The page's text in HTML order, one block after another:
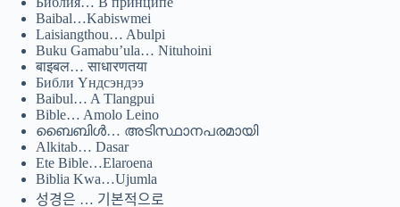
Baibal…Kabiswmei
Laisiangthou… Abulpi
Buku Gamabu’ula… Nituhoini
बाइबल… साधारणतया
Библи Үндсэндээ
Baibul… A Tlangpui
Bible… Amolo Leino
ബൈബിൾ… അടിസ്ഥാനപരമായി
Alkitab… Dasar
Ete Bible…Elaroena
Biblia Kwa…Ujumla
성경은 … 기본적으로
हिन्दी